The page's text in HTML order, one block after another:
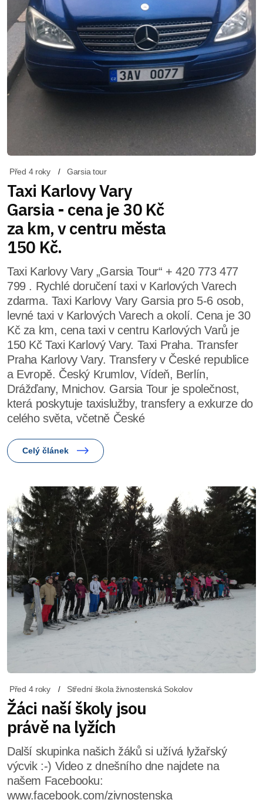
Před 4 roky Garsia tour
Taxi Karlovy Vary
Garsia - cena je 30 Kč
za km, v centru města
150 Kč.
Taxi Karlovy Vary „Garsia Tour“ + 420 773 477
799 . Rychlé doručení taxi v Karlových Varech
zdarma. Taxi Karlovy Vary Garsia pro 5-6 osob,
levné taxi v Karlových Varech a okolí. Cena je 30
Kč za km, cena taxi v centru Karlových Varů je
150 Kč Taxi Karlový Vary. Taxi Praha. Transfer
Praha Karlovy Vary. Transfery v České republice
a Evropě. Český Krumlov, Vídeň, Berlín,
Drážďany, Mnichov. Garsia Tour je společnost,
která poskytuje taxislužby, transfery a exkurze do
celého světa, včetně České
Celý článek
Před 4 roky Střední škola živnostenská Sokolov
Žáci naší školy jsou
právě na lyžích
Další skupinka našich žáků si užívá lyžařský
výcvik :-) Video z dnešního dne najdete na
našem Facebooku:
www.facebook.com/zivnostenska